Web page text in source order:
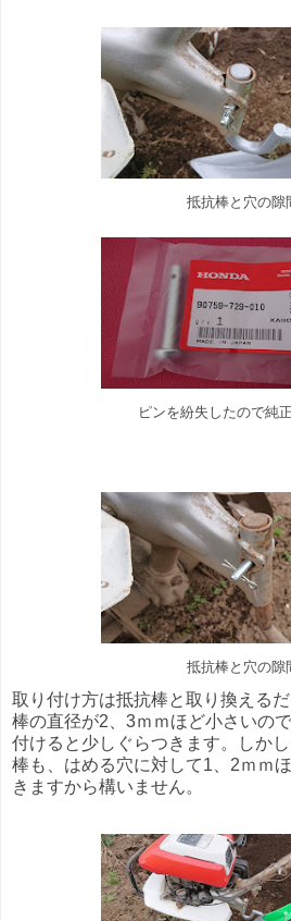
抵抗棒と穴の隙
ピンを紛失したので純
抵抗棒と穴の隙
取り付け方は抵抗棒と取り換える
棒の直径が2、3ｍｍほど小さいの
付けると少しぐらつきます。しか
棒も、はめる穴に対して1、2ｍｍ
きますから構いません。